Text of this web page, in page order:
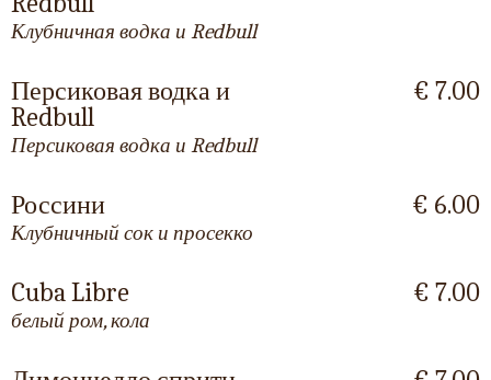
Клубничная водка и Redbull
Персиковая водка и
Redbull
Персиковая водка и Redbull
€ 7.00
Россини
Клубничный сок и просекко
€ 6.00
Cuba Libre
белый ром, кола
€ 7.00